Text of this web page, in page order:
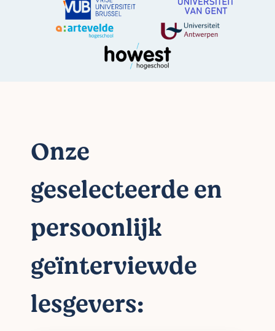
Onze
geselecteerde en
persoonlijk
geïnterviewde
lesgevers: